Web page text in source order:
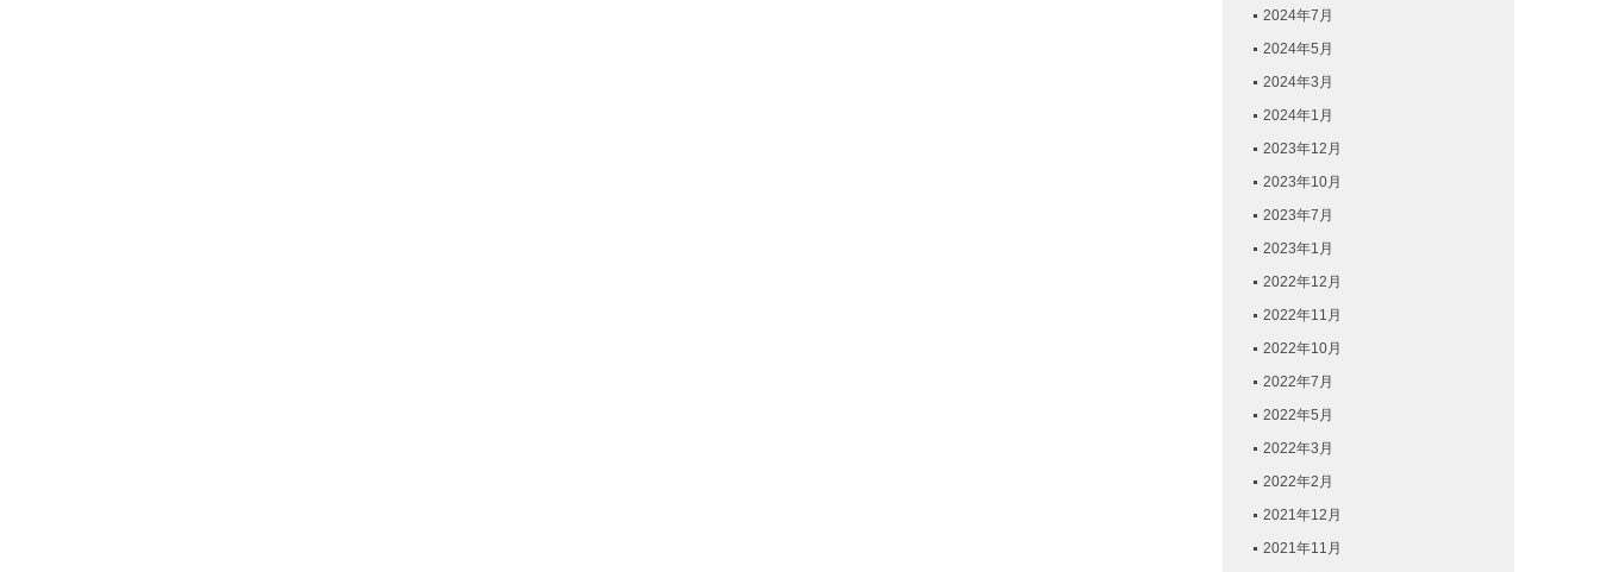
2024年7月
2024年5月
2024年3月
2024年1月
2023年12月
2023年10月
2023年7月
2023年1月
2022年12月
2022年11月
2022年10月
2022年7月
2022年5月
2022年3月
2022年2月
2021年12月
2021年11月